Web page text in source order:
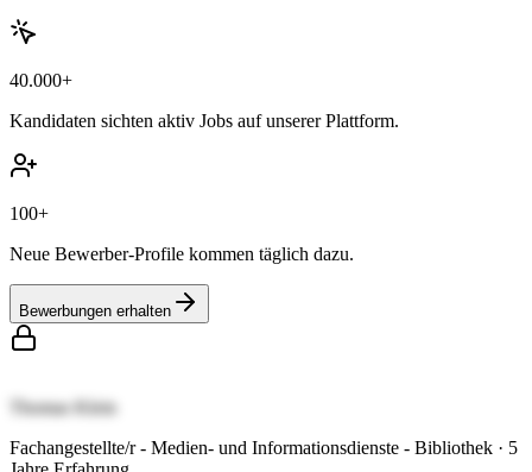
40.000+
Kandidaten sichten aktiv Jobs auf unserer Plattform.
100+
Neue Bewerber-Profile kommen täglich dazu.
Bewerbungen erhalten
Thomas Klein
Fachangestellte/r - Medien- und Informationsdienste - Bibliothek · 5